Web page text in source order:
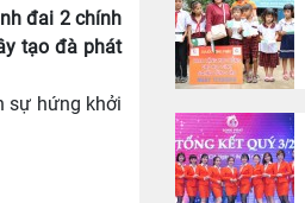
đai 2 chính
tạo đà phát
sự hứng khởi